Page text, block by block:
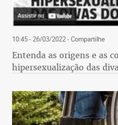
10:45 - 26/03/2022- Compartilhe
Entenda as origens e as
hipersexualização das